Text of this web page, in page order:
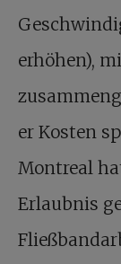
erhöhen),
er Kosten
Montreal
Erlaubnis